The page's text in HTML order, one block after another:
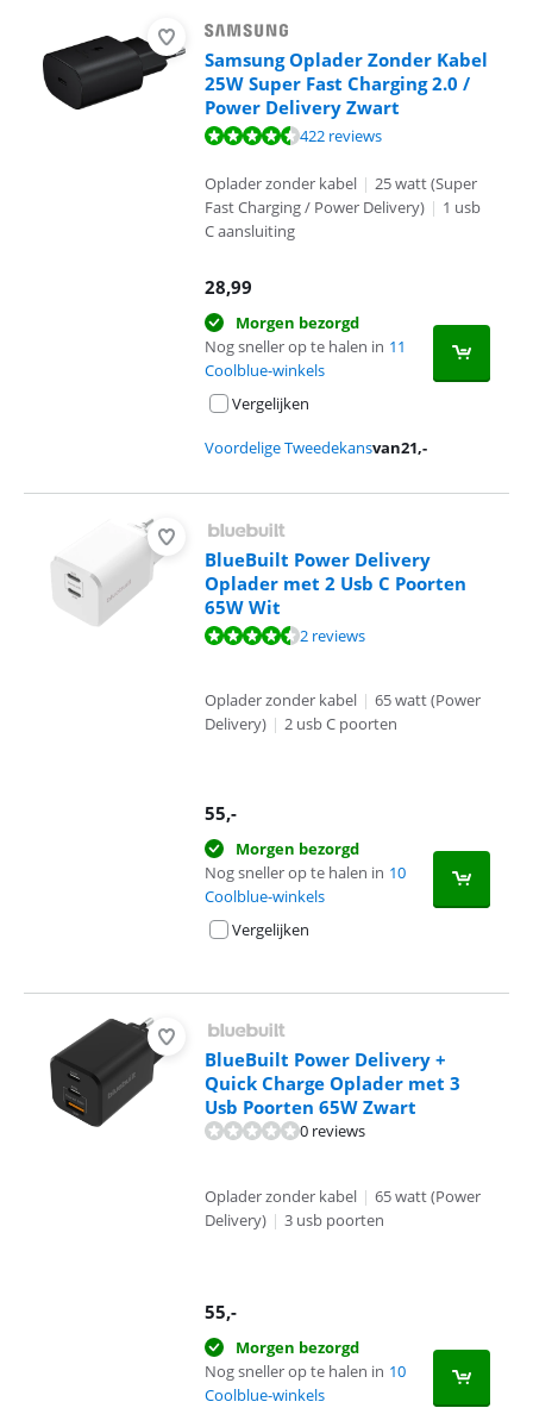
Samsung Oplader Zonder Kabel
25W Super Fast Charging 2.0 /
Power Delivery Zwart
Beoordeling is 8,7 van de 10, gebaseerd op 422 reviews.
422 reviews
Oplader zonder kabel | 25 watt (Super
Fast Charging / Power Delivery) | 1 usb
C aansluiting
28,99
Morgen bezorgd
Nog sneller op te halen in 11
Coolblue-winkels
Vergelijken
Voordelige Tweedekansvan21,-
BlueBuilt Power Delivery
Oplader met 2 Usb C Poorten
65W Wit
Beoordeling is 9,0 van de 10, gebaseerd op 2 reviews.
2 reviews
Oplader zonder kabel | 65 watt (Power
Delivery) | 2 usb C poorten
55,-
Morgen bezorgd
Nog sneller op te halen in 10
Coolblue-winkels
Vergelijken
BlueBuilt Power Delivery +
Quick Charge Oplader met 3
Usb Poorten 65W Zwart
0 reviews
Oplader zonder kabel | 65 watt (Power
Delivery) | 3 usb poorten
55,-
Morgen bezorgd
Nog sneller op te halen in 10
Coolblue-winkels